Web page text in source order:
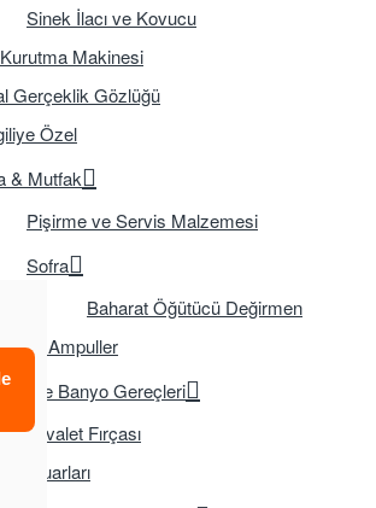
Sinek İlacı ve Kovucu
Makinesi
Gerçeklik Gözlüğü
Özel
& Mutfak
Pişirme ve Servis Malzemesi
Sofra
Baharat Öğütücü Değirmen
Ampuller
ve Banyo Gereçleri
Tuvalet Fırçası